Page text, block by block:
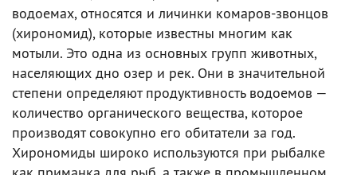
водоемах, относятся и личинки комаров-звонцов
(хирономид), которые известны многим как
мотыли. Это одна из основных групп животных,
населяющих дно озер и рек. Они в значительной
степени определяют продуктивность водоемов —
количество органического вещества, которое
производят совокупно его обитатели за год.
Хирономиды широко используются при рыбалке